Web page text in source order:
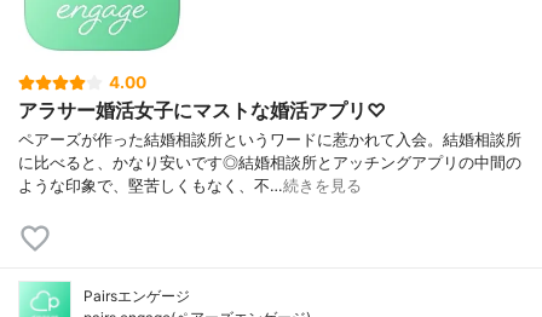
4.00
アラサー婚活女子にマストな婚活アプリ♡
ペアーズが作った結婚相談所というワードに惹かれて入会。結婚相談所
に比べると、かなり安いです◎結婚相談所とアッチングアプリの中間の
ような印象で、堅苦しくもなく、不…続きを見る
Pairsエンゲージ